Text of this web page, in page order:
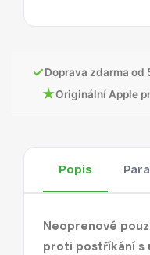
✓Doprava zdarma od
★Originální Apple
Popis
Neoprenové
proti postříkání s